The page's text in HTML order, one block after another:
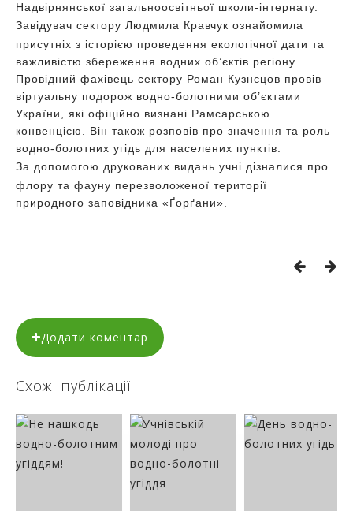
Надвірнянської загальноосвітньої школи-інтернату.
Завідувач сектору Людмила Кравчук ознайомила
присутніх з історією проведення екологічної дати та
важливістю збереження водних об’єктів регіону.
Провідний фахівець сектору Роман Кузнєцов провів
віртуальну подорож водно-болотними об’єктами
України, які офіційно визнані Рамсарською
конвенцією. Він також розповів про значення та роль
водно-болотних угідь для населених пунктів.
За допомогою друкованих видань учні дізналися про
флору та фауну перезволоженої території
природного заповідника «Ґорґани».
Додати коментар
Схожі публікації